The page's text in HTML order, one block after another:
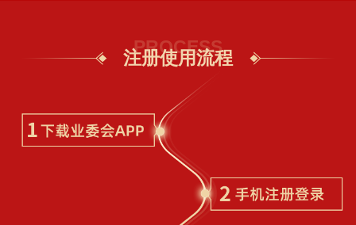
PROCESS
注册使用流程